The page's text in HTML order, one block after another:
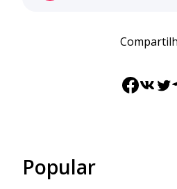
VK
Popular